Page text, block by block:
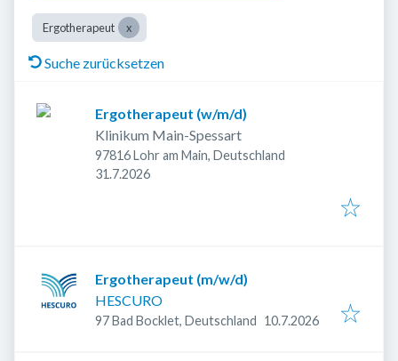
Ergotherapeut
Suche zurücksetzen
Ergotherapeut (w/m/d)
Klinikum Main-Spessart
97816 Lohr am Main, Deutschland
Veröffentlicht
31.7.2026
Ergotherapeut (m/w/d)
HESCURO
97 Bad Bocklet, Deutschland Veröffentlicht:
10.7.2026